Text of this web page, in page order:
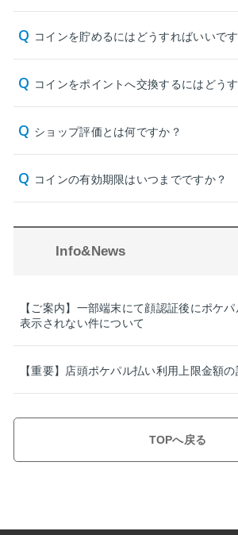
コインを貯めるにはどうすればいいで
コインをポイントへ交換するにはどう
ショップ評価とは何ですか？
コインの有効期限はいつまでですか？
Info&News
【ご案内】一部端末にて顔認証後にポケ
表示されない件について
【重要】店頭ポケパル払い利用上限金額
TOPへ戻る